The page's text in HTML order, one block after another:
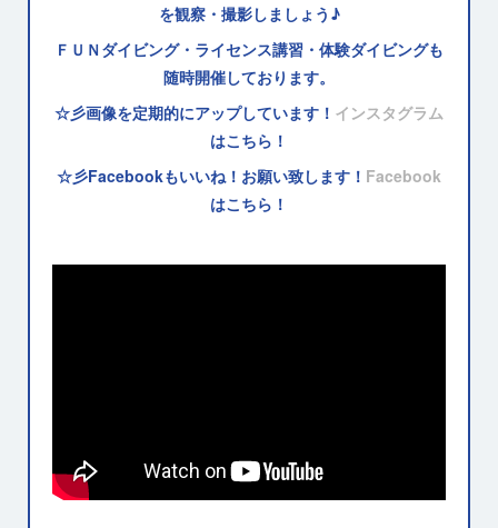
を観察・撮影しましょう♪
ＦＵＮダイビング・ライセンス講習・体験ダイビングも
随時開催しております。
☆彡画像を定期的にアップしています！ インスタグラム
はこちら！
☆彡Facebookもいいね！お願い致します！ Facebook
はこちら！